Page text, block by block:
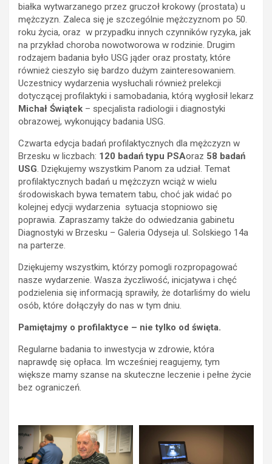
białka wytwarzanego przez gruczoł krokowy (prostata) u
mężczyzn. Zaleca się je szczególnie mężczyznom po 50.
roku życia, oraz w przypadku innych czynników ryzyka, jak
na przykład choroba nowotworowa w rodzinie. Drugim
rodzajem badania było USG jąder oraz prostaty, które
również cieszyło się bardzo dużym zainteresowaniem.
Uczestnicy wydarzenia wysłuchali również prelekcji
dotyczącej profilaktyki i samobadania, którą wygłosił lekarz
Michał Świątek – specjalista radiologii i diagnostyki
obrazowej, wykonujący badania USG.
Czwarta edycja badań profilaktycznych dla mężczyzn w
Brzesku w liczbach: 120 badań typu PSAoraz 58 badań
USG. Dziękujemy wszystkim Panom za udział. Temat
profilaktycznych badań u mężczyzn wciąż w wielu
środowiskach bywa tematem tabu, choć jak widać po
kolejnej edycji wydarzenia sytuacja stopniowo się
poprawia. Zapraszamy także do odwiedzania gabinetu
Diagnostyki w Brzesku – Galeria Odyseja ul. Solskiego 14a
na parterze.
Dziękujemy wszystkim, którzy pomogli rozpropagować
nasze wydarzenie. Wasza życzliwość, inicjatywa i chęć
podzielenia się informacją sprawiły, że dotarliśmy do wielu
osób, które dołączyły do nas w tym dniu.
Pamiętajmy o profilaktyce – nie tylko od święta.
Regularne badania to inwestycja w zdrowie, która
naprawdę się opłaca. Im wcześniej reagujemy, tym
większe mamy szanse na skuteczne leczenie i pełne życie
bez ograniczeń.